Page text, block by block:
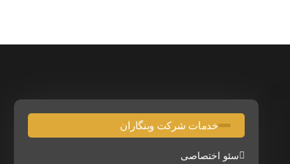
خدمات شرکت وبنگاران
سئو اختصاصی